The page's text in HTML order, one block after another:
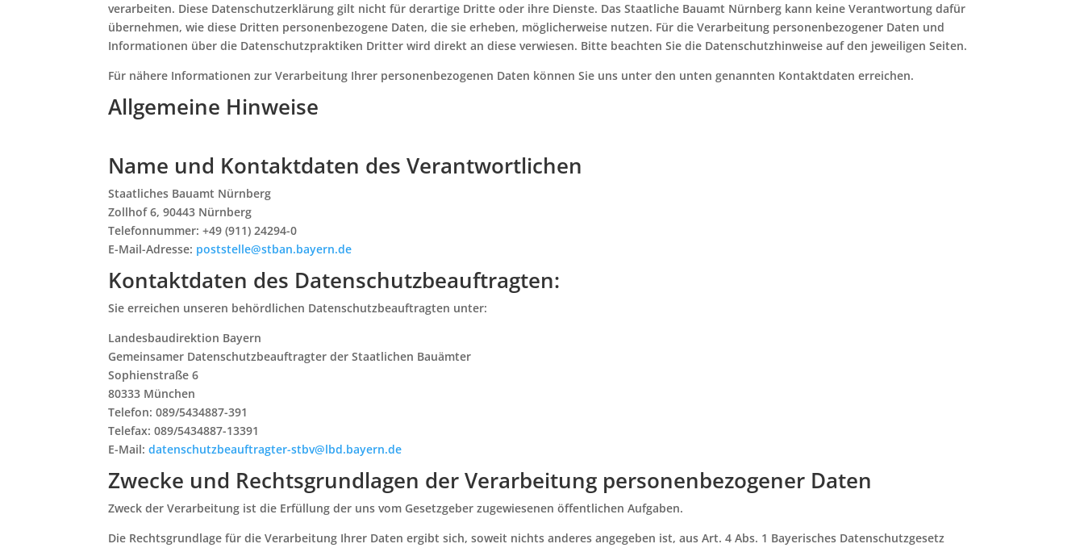
verarbeiten. Diese Datenschutzerklärung gilt nicht für derartige Dritte oder ihre Dienste. Das Staatliche Bauamt Nürnberg kann keine Verantwortung dafür
übernehmen, wie diese Dritten personenbezogene Daten, die sie erheben, möglicherweise nutzen. Für die Verarbeitung personenbezogener Daten und
Informationen über die Datenschutzpraktiken Dritter wird direkt an diese verwiesen. Bitte beachten Sie die Datenschutzhinweise auf den jeweiligen Seiten.
Für nähere Informationen zur Verarbeitung Ihrer personenbezogenen Daten können Sie uns unter den unten genannten Kontaktdaten erreichen.
Allgemeine Hinweise
​​​​​​​Name und Kontaktdaten des Verantwortlichen
Staatliches Bauamt Nürnberg
Zollhof 6, 90443 Nürnberg
Telefonnummer: +49 (911) 24294-0
E-Mail-Adresse: poststelle@stban.bayern.de
Kontaktdaten des Datenschutzbeauftragten:
Sie erreichen unseren behördlichen Datenschutzbeauftragten unter:
Landesbaudirektion Bayern
Gemeinsamer Datenschutzbeauftragter der Staatlichen Bauämter
Sophienstraße 6
80333 München
Telefon: 089/5434887-391
Telefax: 089/5434887-13391
E-Mail:datenschutzbeauftragter-stbv@lbd.bayern.de
Zwecke und Rechtsgrundlagen der Verarbeitung personenbezogener Daten
Zweck der Verarbeitung ist die Erfüllung der uns vom Gesetzgeber zugewiesenen öffentlichen Aufgaben.
Die Rechtsgrundlage für die Verarbeitung Ihrer Daten ergibt sich, soweit nichts anderes angegeben ist, aus Art. 4 Abs. 1 Bayerisches Datenschutzgesetz